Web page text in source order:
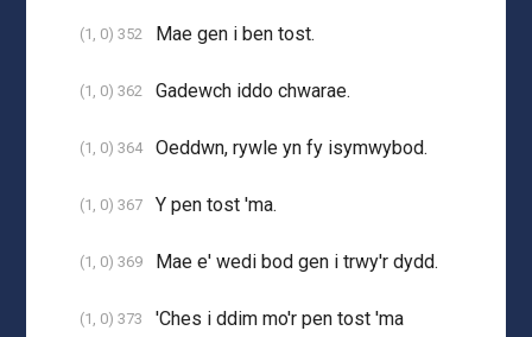
(1, 0) 352 Mae gen i ben tost.
(1, 0) 362 Gadewch iddo chwarae.
(1, 0) 364 Oeddwn, rywle yn fy isymwybod.
(1, 0) 367 Y pen tost 'ma.
(1, 0) 369 Mae e' wedi bod gen i trwy'r dydd.
(1, 0) 373
'Ches i ddim mo'r pen tost 'ma